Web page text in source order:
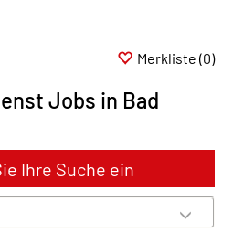
Merkliste (0)
Jobs in Bad
Ihre Suche ein